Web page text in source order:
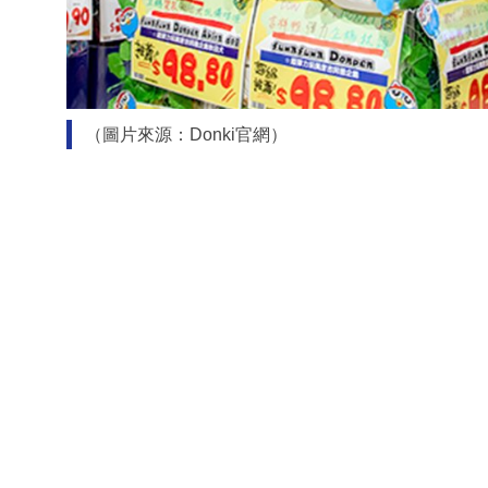
（圖片來源：Donki官網）